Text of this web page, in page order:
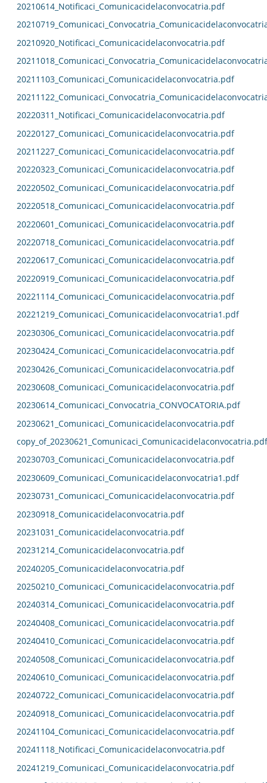
20210614_Notificaci_Comunicacidelaconvocatria.pdf
20210920_Notificaci_Comunicacidelaconvocatria.pdf
20211103_Comunicaci_Comunicacidelaconvocatria.pdf
20220311_Notificaci_Comunicacidelaconvocatria.pdf
20220127_Comunicaci_Comunicacidelaconvocatria.pdf
20211227_Comunicaci_Comunicacidelaconvocatria.pdf
20220323_Comunicaci_Comunicacidelaconvocatria.pdf
20220502_Comunicaci_Comunicacidelaconvocatria.pdf
20220518_Comunicaci_Comunicacidelaconvocatria.pdf
20220601_Comunicaci_Comunicacidelaconvocatria.pdf
20220718_Comunicaci_Comunicacidelaconvocatria.pdf
20220617_Comunicaci_Comunicacidelaconvocatria.pdf
20220919_Comunicaci_Comunicacidelaconvocatria.pdf
20221114_Comunicaci_Comunicacidelaconvocatria.pdf
20221219_Comunicaci_Comunicacidelaconvocatria1.pdf
20230306_Comunicaci_Comunicacidelaconvocatria.pdf
20230424_Comunicaci_Comunicacidelaconvocatria.pdf
20230426_Comunicaci_Comunicacidelaconvocatria.pdf
20230608_Comunicaci_Comunicacidelaconvocatria.pdf
20230614_Comunicaci_Convocatria_CONVOCATORIA.pdf
20230621_Comunicaci_Comunicacidelaconvocatria.pdf
copy_of_20230621_Comunicaci_Comunicacidelaconvocatria.pdf
20230703_Comunicaci_Comunicacidelaconvocatria.pdf
20230609_Comunicaci_Comunicacidelaconvocatria1.pdf
20230731_Comunicaci_Comunicacidelaconvocatria.pdf
20230918_Comunicacidelaconvocatria.pdf
20231031_Comunicacidelaconvocatria.pdf
20231214_Comunicacidelaconvocatria.pdf
20240205_Comunicacidelaconvocatria.pdf
20250210_Comunicaci_Comunicacidelaconvocatria.pdf
20240314_Comunicaci_Comunicacidelaconvocatria.pdf
20240408_Comunicaci_Comunicacidelaconvocatria.pdf
20240410_Comunicaci_Comunicacidelaconvocatria.pdf
20240508_Comunicaci_Comunicacidelaconvocatria.pdf
20240610_Comunicaci_Comunicacidelaconvocatria.pdf
20240722_Comunicaci_Comunicacidelaconvocatria.pdf
20240918_Comunicaci_Comunicacidelaconvocatria.pdf
20241104_Comunicaci_Comunicacidelaconvocatria.pdf
20241118_Notificaci_Comunicacidelaconvocatria.pdf
20241219_Comunicaci_Comunicacidelaconvocatria.pdf